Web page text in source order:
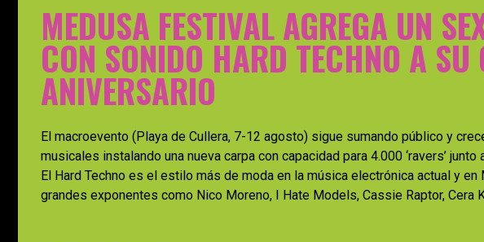
MEDUSA FESTIVAL AGREGA UN
CON SONIDO HARD TECHNO A SU
ANIVERSARIO
El macroevento (Playa de Cullera, 7-12 agosto) sigue sumando público y
musicales instalando una nueva carpa con capacidad para 4.000 ‘ravers’ junto
El Hard Techno es el estilo más de moda en la música electrónica actual y en
grandes exponentes como Nico Moreno, I Hate Models, Cassie Raptor, Cera